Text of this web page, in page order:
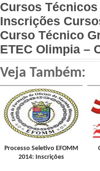
Cursos
Inscrições
Curso Técnico
ETEC Olimpia –
Veja Também:
Processo Seletivo EFOMM
2014: Inscrições